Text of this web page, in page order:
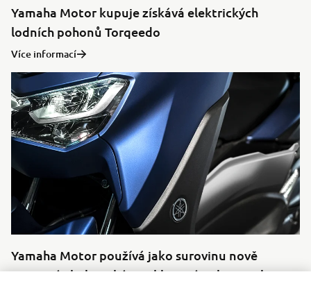
Yamaha Motor kupuje získává elektrických
lodních pohonů Torqeedo
Více informací
Yamaha Motor používá jako surovinu nově
vyvinutý ekologický recyklovaný polypropylen